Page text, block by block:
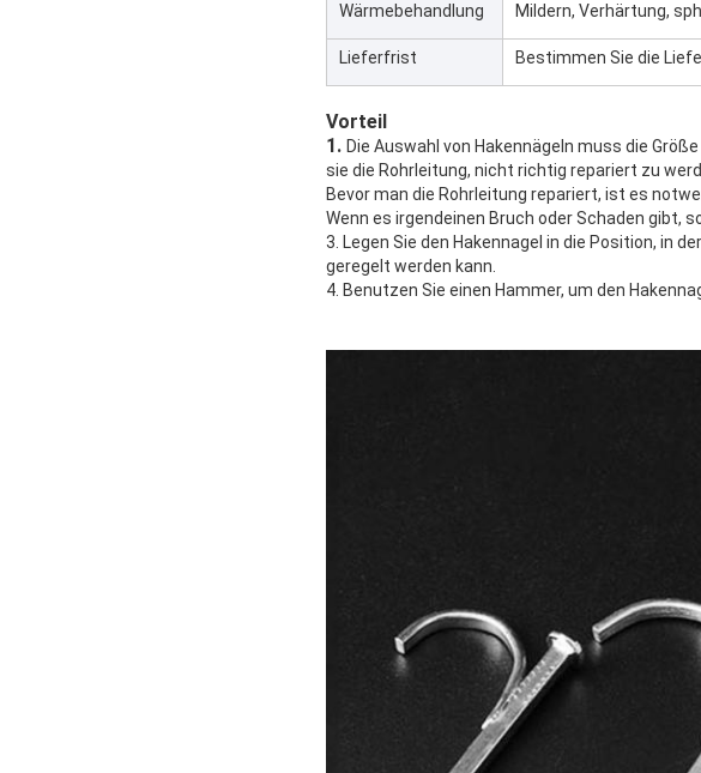
Wärmebehandlung Mildern, Verhärtung,
Lieferfrist Bestimmen Sie die
Vorteil
1. Die Auswahl von Hakennägeln muss die
sie die Rohrleitung, nicht richtig repariert zu
Bevor man die Rohrleitung repariert, ist es
Wenn es irgendeinen Bruch oder Schaden gibt,
3. Legen Sie den Hakennagel in die Position, in
geregelt werden kann.
4. Benutzen Sie einen Hammer, um den